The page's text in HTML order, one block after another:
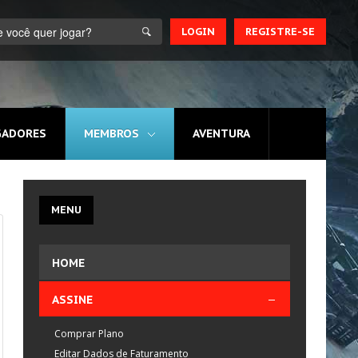
REGISTRE-SE
LOGIN
MEMBROS AVENTURA
MENU
HOME
ASSINE
Comprar Plano
Editar Dados de Faturamento